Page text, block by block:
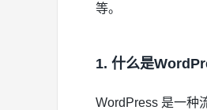
等。
1. 什么是
WordPress 是一种